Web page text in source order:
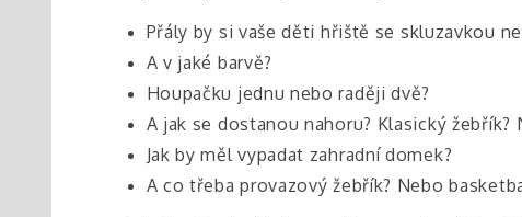
Přály by si vaše děti hřiště se skluzavkou
A v jaké barvě?
Houpačku jednu nebo raději dvě?
A jak se dostanou nahoru? Klasický
Jak by měl vypadat zahradní domek?
A co třeba provazový žebřík? Nebo